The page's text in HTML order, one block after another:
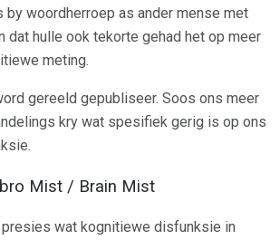
by woordherroep as ander mense met
dat hulle ook tekorte gehad het op meer
meting.
gereeld gepubliseer. Soos ons meer
kry wat spesifiek gerig is op ons
Mist / Brain Mist
wat kognitiewe disfunksie in